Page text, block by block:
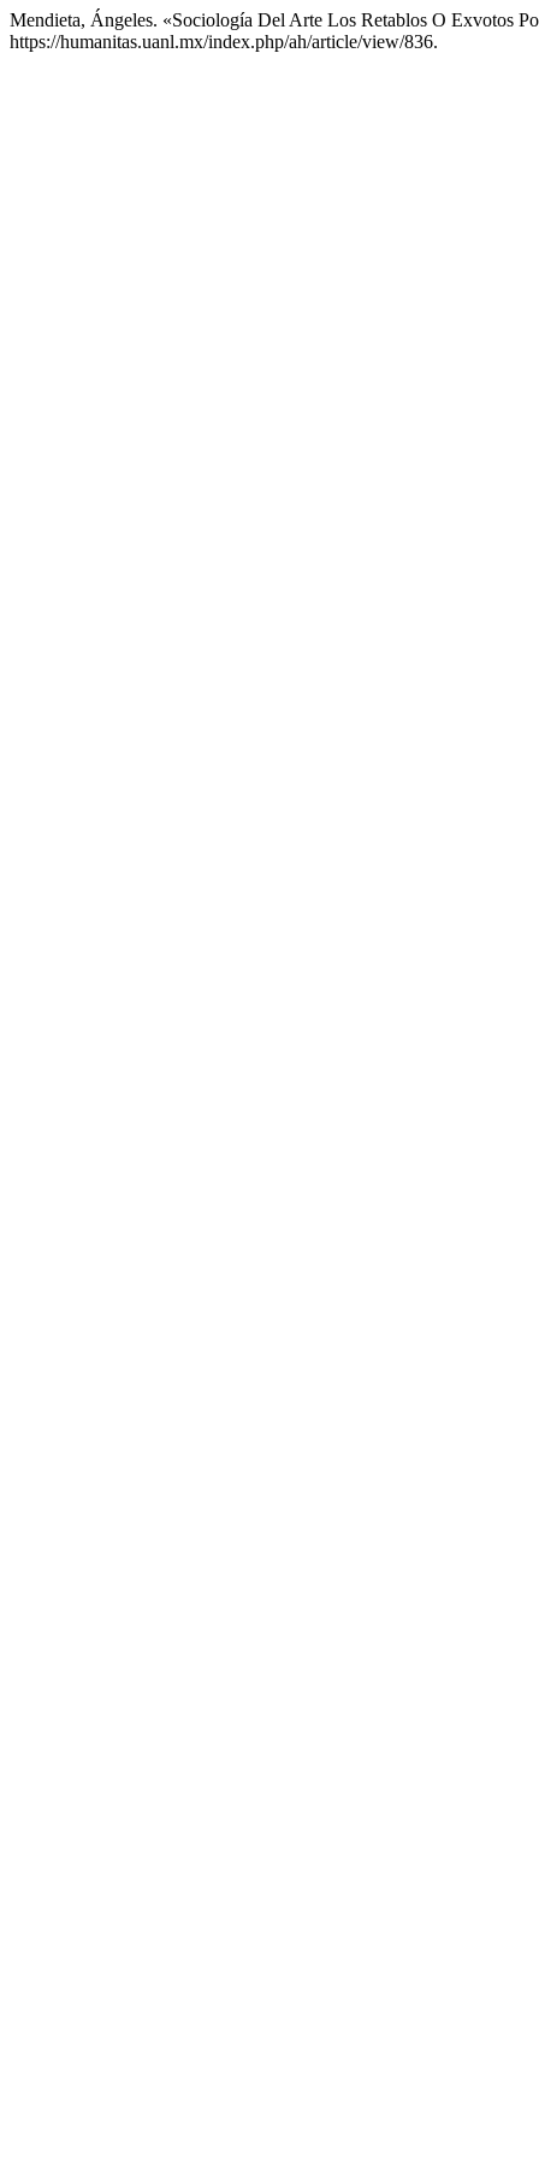
Mendieta, Ángeles. «Sociología Del Arte Los Retablos O Exvotos
https://humanitas.uanl.mx/index.php/ah/article/view/836.